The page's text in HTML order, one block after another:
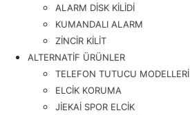
ALARM DİSK KİLİDİ
KUMANDALI ALARM
ZİNCİR KİLİT
ALTERNATİF ÜRÜNLER
TELEFON TUTUCU MODELLERİ
ELCİK KORUMA
JİEKAİ SPOR ELCİK